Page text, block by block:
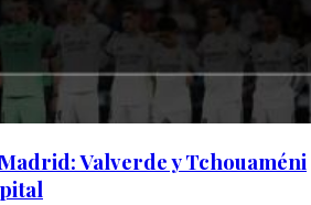
Valverde y Tchouaméni